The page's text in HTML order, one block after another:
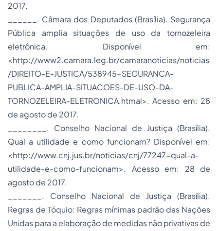
2017.
______. Câmara dos Deputados (Brasília). Segurança
Pública amplia situações de uso da tornozeleira
eletrônica. Disponível em:
<http://www2.camara.leg.br/camaranoticias/noticias
/DIREITO-E-JUSTICA/538945-SEGURANCA-
PUBLICA-AMPLIA-SITUACOES-DE-USO-DA-
TORNOZELEIRA-ELETRONICA.htmal>. Acesso em: 28
de agosto de 2017.
________. Conselho Nacional de Justiça (Brasília).
Qual a utilidade e como funcionam? Disponível em:
<http://www.cnj.jus.br/noticias/cnj/77247-qual-a-
utilidade-e-como-funcionam>. Acesso em: 28 de
agosto de 2017.
_______. Conselho Nacional de Justiça (Brasília).
Regras de Tóquio: Regras mínimas padrão das Nações
Unidas para a elaboração de medidas não privativas de